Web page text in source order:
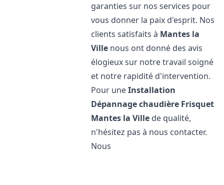
garanties sur nos services pour
vous donner la paix d'esprit. Nos
clients satisfaits à Mantes la
Ville nous ont donné des avis
élogieux sur notre travail soigné
et notre rapidité d'intervention.
Pour uneInstallation
Dépannage chaudière Frisquet
Mantes la Ville de qualité,
n'hésitez pas à nous contacter.
Nous